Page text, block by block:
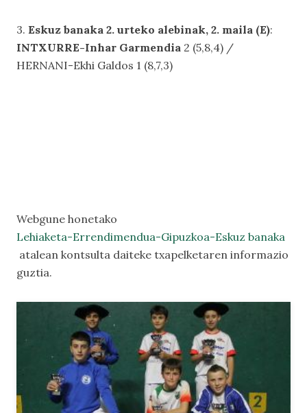
3. Eskuz banaka 2. urteko alebinak, 2. maila (E):
INTXURRE-Inhar Garmendia 2 (5,8,4) /
HERNANI-Ekhi Galdos 1 (8,7,3)
Webgune honetako
Lehiaketa-Errendimendua-Gipuzkoa-Eskuz banaka
atalean kontsulta daiteke txapelketaren informazio
guztia.